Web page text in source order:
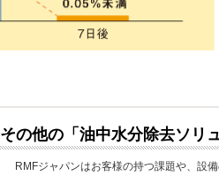
その他の「油中水分除去ソリ
RMFジャパンはお客様の持つ課題や、設